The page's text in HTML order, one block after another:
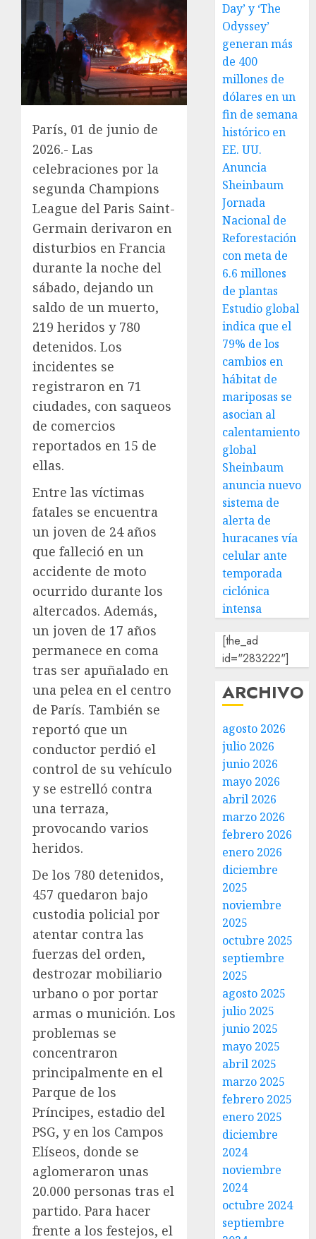
París, 01 de junio de
2026.- Las
celebraciones por la
segunda Champions
League del Paris Saint-
Germain derivaron en
disturbios en Francia
durante la noche del
sábado, dejando un
saldo de un muerto,
219 heridos y 780
detenidos. Los
incidentes se
registraron en 71
ciudades, con saqueos
de comercios
reportados en 15 de
ellas.
Entre las víctimas
fatales se encuentra
un joven de 24 años
que falleció en un
accidente de moto
ocurrido durante los
altercados. Además,
un joven de 17 años
permanece en coma
tras ser apuñalado en
una pelea en el centro
de París. También se
reportó que un
conductor perdió el
control de su vehículo
y se estrelló contra
una terraza,
provocando varios
heridos.
De los 780 detenidos,
457 quedaron bajo
custodia policial por
atentar contra las
fuerzas del orden,
destrozar mobiliario
urbano o por portar
armas o munición. Los
problemas se
concentraron
principalmente en el
Parque de los
Príncipes, estadio del
PSG, y en los Campos
Elíseos, donde se
aglomeraron unas
20.000 personas tras el
partido. Para hacer
frente a los festejos, el
Day’ y ‘The
Odyssey’
generan más
de 400
millones de
dólares en un
fin de semana
histórico en
EE. UU.
Anuncia
Sheinbaum
Jornada
Nacional de
Reforestación
con meta de
6.6 millones
de plantas
Estudio global
indica que el
79% de los
cambios en
hábitat de
mariposas se
asocian al
calentamiento
global
Sheinbaum
anuncia nuevo
sistema de
alerta de
huracanes vía
celular ante
temporada
ciclónica
intensa
[the_ad
id="283222"]
ARCHIVO
agosto 2026
julio 2026
junio 2026
mayo 2026
abril 2026
marzo 2026
febrero 2026
enero 2026
diciembre
2025
noviembre
2025
octubre 2025
septiembre
2025
agosto 2025
julio 2025
junio 2025
mayo 2025
abril 2025
marzo 2025
febrero 2025
enero 2025
diciembre
2024
noviembre
2024
octubre 2024
septiembre